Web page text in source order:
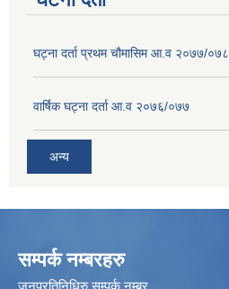
घट्ना दर्ता प्रथम चौमासिम आ.व २०७७/०७८
वार्षिक घट्ना दर्ता आ.व २०७६/०७७
अन्य
सम्पर्क नम्बरहरु